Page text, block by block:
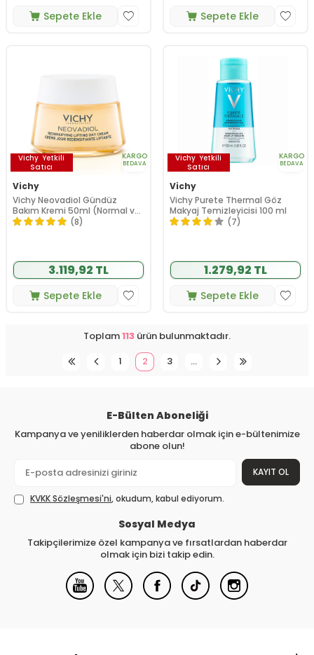
Sepete Ekle Sepete Ekle
Vichy Yetkili
Satıcı
KARGO
BEDAVA
Vichy
Vichy Neovadiol Gündüz
Bakım Kremi 50ml (Normal ve
Karma Ciltler)(8)
3.119,92 TL
Sepete Ekle
Vichy Yetkili
Satıcı
KARGO
BEDAVA
Vichy
Vichy Purete Thermal Göz
Makyaj Temizleyicisi 100 ml
(7)
1.279,92 TL
Sepete Ekle
Toplam113 ürün bulunmaktadır.
1
2 3 …
E-Bülten Aboneliği
Kampanya ve yeniliklerden haberdar olmak için e-bültenimize
abone olun!
KAYIT OL
KVKK Sözleşmesi'ni, okudum, kabul ediyorum.
Sosyal Medya
Takipçilerimize özel kampanya ve fırsatlardan haberdar
olmak için bizi takip edin.